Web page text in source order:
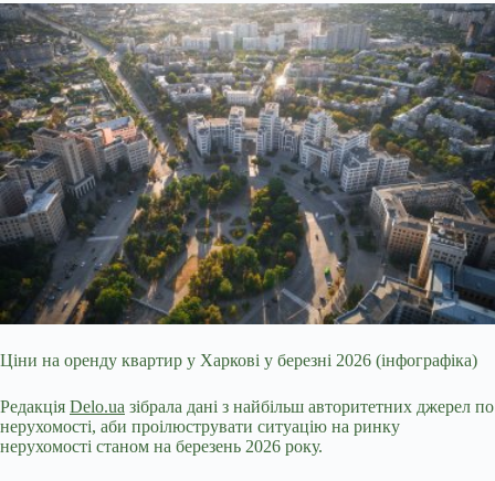
Ціни на оренду квартир у Харкові у березні 2026 (інфографіка)
Редакція Delo.ua зібрала дані з найбільш авторитетних джерел по
нерухомості, аби проілюструвати ситуацію на ринку
нерухомості станом на березень 2026 року.